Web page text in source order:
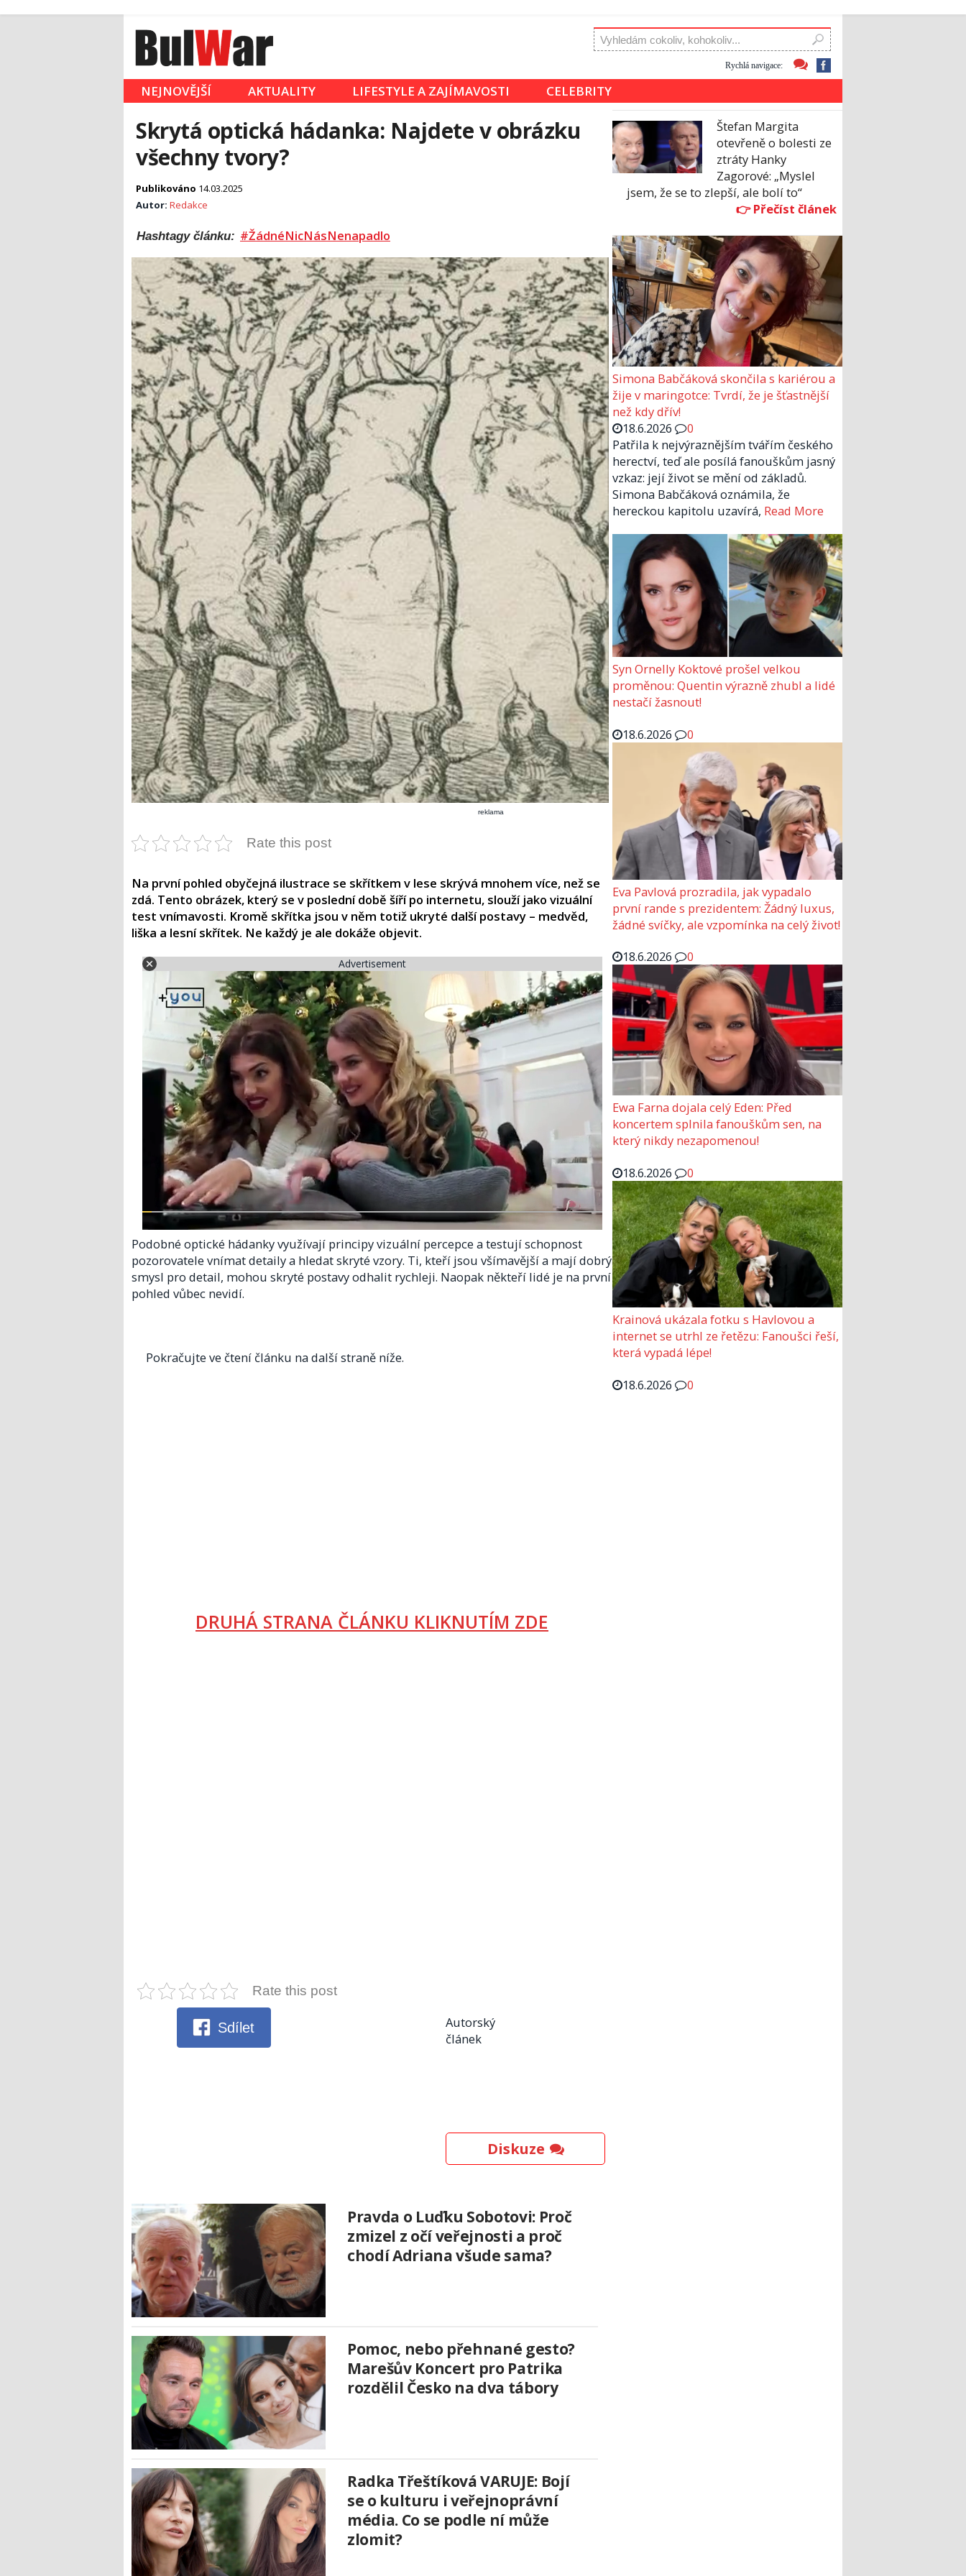
Rychlá navigace:
NEJNOVĚJŠÍ AKTUALITY LIFESTYLE A ZAJÍMAVOSTI CELEBRITY
Skrytá optická hádanka: Najdete v obrázku
všechny tvory?
Publikováno 14.03.2025
Autor: Redakce
Hashtagy článku: #ŽádnéNicNásNenapadlo
reklama
Rate this post
Na první pohled obyčejná ilustrace se skřítkem v lese skrývá mnohem více, než se
zdá. Tento obrázek, který se v poslední době šíří po internetu, slouží jako vizuální
test vnímavosti. Kromě skřítka jsou v něm totiž ukryté další postavy – medvěd,
liška a lesní skřítek. Ne každý je ale dokáže objevit.
Advertisement
Podobné optické hádanky využívají principy vizuální percepce a testují schopnost
pozorovatele vnímat detaily a hledat skryté vzory. Ti, kteří jsou všímavější a mají dobrý
smysl pro detail, mohou skryté postavy odhalit rychleji. Naopak někteří lidé je na první
pohled vůbec nevidí.
Pokračujte ve čtení článku na další straně níže.
DRUHÁ STRANA ČLÁNKU KLIKNUTÍM ZDE
Rate this post
Sdílet
Autorský
článek
Diskuze
Pravda o Luďku Sobotovi: Proč
zmizel z očí veřejnosti a proč
chodí Adriana všude sama?
Pomoc, nebo přehnané gesto?
Marešův Koncert pro Patrika
rozdělil Česko na dva tábory
Radka Třeštíková VARUJE: Bojí
se o kulturu i veřejnoprávní
média. Co se podle ní může
zlomit?
Štefan Margita
otevřeně o bolesti ze
ztráty Hanky
Zagorové: „Myslel
jsem, že se to zlepší, ale bolí to“
Simona Babčáková skončila s kariérou a
žije v maringotce: Tvrdí, že je šťastnější
než kdy dřív!
18.6.2026
0
Patřila k nejvýraznějším tvářím českého
herectví, teď ale posílá fanouškům jasný
vzkaz: její život se mění od základů.
Simona Babčáková oznámila, že
hereckou kapitolu uzavírá, Read More
Syn Ornelly Koktové prošel velkou
proměnou: Quentin výrazně zhubl a lidé
nestačí žasnout!
18.6.2026
0
Eva Pavlová prozradila, jak vypadalo
první rande s prezidentem: Žádný luxus,
žádné svíčky, ale vzpomínka na celý život!
18.6.2026
0
Ewa Farna dojala celý Eden: Před
koncertem splnila fanouškům sen, na
který nikdy nezapomenou!
18.6.2026
0
Krainová ukázala fotku s Havlovou a
internet se utrhl ze řetězu: Fanoušci řeší,
která vypadá lépe!
18.6.2026
0